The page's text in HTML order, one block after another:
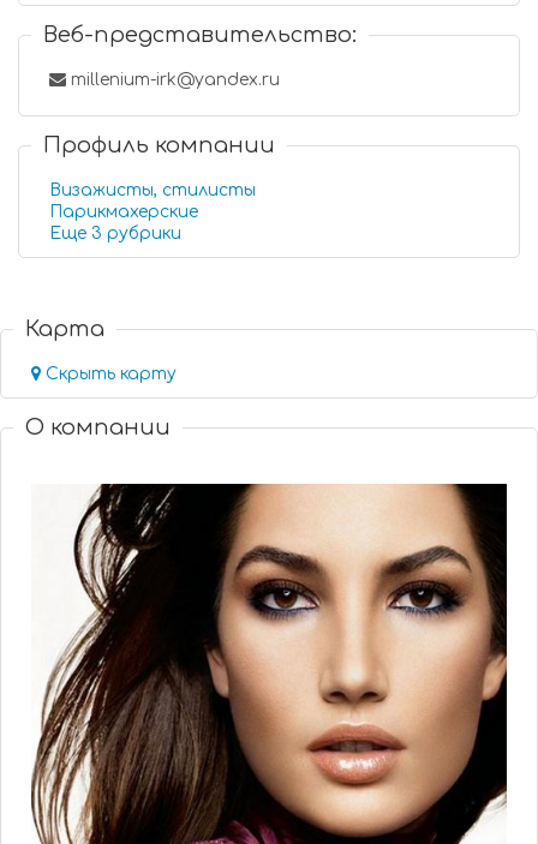
Веб-представительство:
millenium-irk@yandex.ru
Профиль компании
Визажисты, стилисты
Парикмахерские
Еще 3 рубрики
Карта
Скрыть карту
О компании